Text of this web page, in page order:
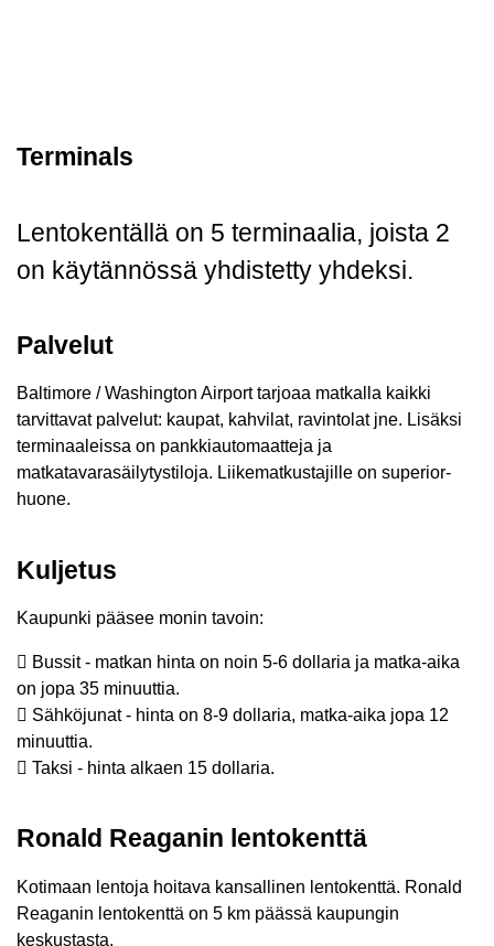
Terminals
Lentokentällä on 5 terminaalia, joista 2
on käytännössä yhdistetty yhdeksi.
Palvelut
Baltimore / Washington Airport tarjoaa matkalla kaikki
tarvittavat palvelut: kaupat, kahvilat, ravintolat jne. Lisäksi
terminaaleissa on pankkiautomaatteja ja
matkatavarasäilytystiloja. Liikematkustajille on superior-
huone.
Kuljetus
Kaupunki pääsee monin tavoin:
 Bussit - matkan hinta on noin 5-6 dollaria ja matka-aika
on jopa 35 minuuttia.
 Sähköjunat - hinta on 8-9 dollaria, matka-aika jopa 12
minuuttia.
 Taksi - hinta alkaen 15 dollaria.
Ronald Reaganin lentokenttä
Kotimaan lentoja hoitava kansallinen lentokenttä. Ronald
Reaganin lentokenttä on 5 km päässä kaupungin
keskustasta.